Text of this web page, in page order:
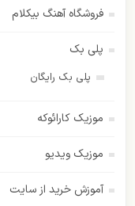
فروشگاه آهنگ بیکلام
پلی بک
پلی بک رایگان
موزیک کارائوکه
موزیک ویدیو
آموزش خرید از سایت